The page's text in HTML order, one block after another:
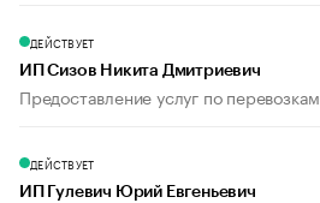
ДЕЙСТВУЕТ
ИП Сизов Никита Дмитриевич
Предоставление услуг по перевозкам
ДЕЙСТВУЕТ
ИП Гулевич Юрий Евгеньевич